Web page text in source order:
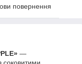
повернення
—
соковитими